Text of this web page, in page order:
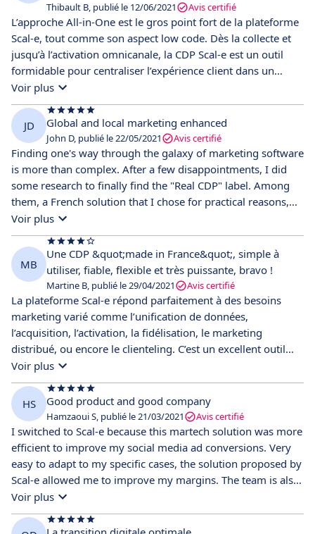
Thibault B, publié le 12/06/2021 Avis certifié
L’approche All-in-One est le gros point fort de la plateforme
Scal-e, tout comme son aspect low code. Dès la collecte et
jusqu’à l’activation omnicanale, la CDP Scal-e est un outil
formidable pour centraliser l’expérience client dans un
datamart sur mesure. Car la réalité des données n’est pas
toujours comme on pourrait l’espérer, Scal-e nous permet
de visualiser et de mieux comprendre l’état des données et
de définir des règles de redressement appliquées en temps
réels et au fil de l'eau. A partir du moment où les données
sont exploitables, l’activation du module marketing est
possible, un module de marketing automatisation
véritablement omnicanale : email, sms, réseaux sociaux,
mobile wallet, formulaires, push notification ; ou encore le
module audience pour scorer les comportements, définir
des audiences, segmenter la base etc.... Un mode de gestion
de programme de fidélité avancé est aussi disponible. Celui-
ci permet la gestion de règles locales, comme l’attribution
de points de fidélité par pays, afin de tenir compte des
différents niveaux de vie. Scal-e propose également un
module de Business intelligence qui est également un très
bon outil d'aide à la décision. La couverture fonctionnelle de
la plateforme est fascinante notamment car elle est
capable de nous accompagner facilement en fonction de
l'évolution des besoins, ce qui est très appréciable.
Voir plus
JD Global and local marketing enhanced
John D, publié le 22/05/2021 Avis certifié
Finding one's way through the galaxy of marketing software
is more than complex. After a few disappointments, I did
some research to finally find the "Real CDP" label. Among
them, a French solution that I chose for practical reasons,
Scal-e. The unification of our marketing and communication
across all our entities is one of the reasons why we chose to
use Scal-e. The platform is a good step forward for
distributed marketing. The interface is very well done and
well optimized locally and globally. The entire interface was
customized at all profile levels by the Scal-e teams to meet
my needs. Practical and convenient. Quickly integrated and
adopted by all my affiliates.
Voir plus
MB
Une CDP &quot;made in France&quot;, simple à
utiliser, fiable, flexible et très puissante, bravo !
Martine B, publié le 29/04/2021 Avis certifié
La plateforme Scal-e répond parfaitement à des besoins
marketing varié comme l’unification de données,
l’acquisition, l’activation, la fidélisation, le marketing
distribué, ou encore le clienteling. C’est un excellent outil
pour collecter les données clients (online&offline), les
recueillir dans un RCU et les enrichir. Des outils performants
de data-quality management, de segmentation ou encore
de data vizualisation facilitent le traitement et l’exploitation
des données. Le module de marketing automation est ultra-
efficace pour réaliser les campagnes omnicanales et en
mesurer les performances (modèles d'attribution, calcul de
ROI …). Si vous souhaitez créer des programmes de fidélité
(pas uniquement transactionnels), gérer des avantages et
des actions de parrainage et bien d’autres actions de
fidélisations clients, le module fidélité n’est pas négligeable.
Voir plus
HS Good product and good company
Hamzaoui S, publié le 21/03/2021 Avis certifié
I switched to Scal-e because this martech solution was more
efficient to improve my social media ad conversions. Very
easy to adapt to my specific cases, the solution proposed by
Scal-e allowed me to improve my margins. The team is also
very professional and reactive and offers a more agile
solution.
Voir plus